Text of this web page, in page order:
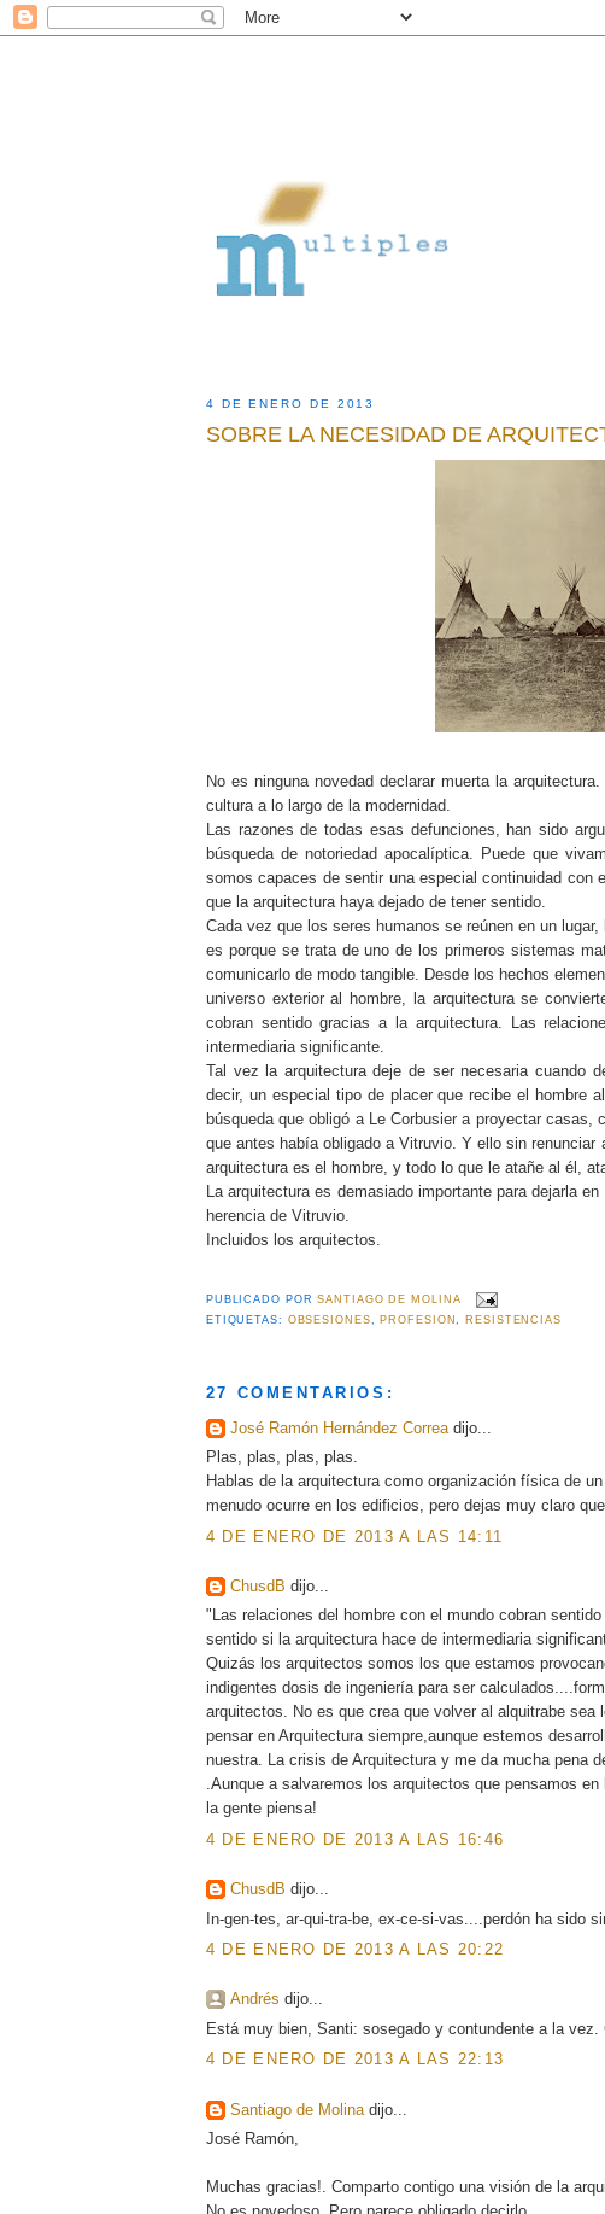
4 DE ENERO DE 2013
SOBRE LA NECESIDAD DE
No es ninguna novedad declarar muerta la
cultura a lo largo de la modernidad.
Las razones de todas esas defunciones, han sido
búsqueda de notoriedad apocalíptica. Puede que
somos capaces de sentir una especial continuidad con
que la arquitectura haya dejado de tener sentido.
Cada vez que los seres humanos se reúnen en un
es porque se trata de uno de los primeros sistemas
comunicarlo de modo tangible. Desde los hechos
universo exterior al hombre, la arquitectura se
cobran sentido gracias a la arquitectura. Las
intermediaria significante.
Tal vez la arquitectura deje de ser necesaria cuando
decir, un especial tipo de placer que recibe el hombre
búsqueda que obligó a Le Corbusier a proyectar
que antes había obligado a Vitruvio. Y ello sin
arquitectura es el hombre, y todo lo que le atañe al él,
La arquitectura es demasiado importante para dejarla
herencia de Vitruvio.
Incluidos los arquitectos.
PUBLICADO PORSANTIAGO DE MOLINA
ETIQUETAS: OBSESIONES, PROFESION, RESISTENCIAS
27 COMENTARIOS:
José Ramón Hernández Correadijo...
Plas, plas, plas, plas.
Hablas de la arquitectura como organización física de
menudo ocurre en los edificios, pero dejas muy claro
4 DE ENERO DE 2013 A LAS 14:11
ChusdB dijo...
"Las relaciones del hombre con el mundo cobran
sentido si la arquitectura hace de intermediaria
Quizás los arquitectos somos los que estamos
indigentes dosis de ingeniería para ser
arquitectos. No es que crea que volver al alquitrabe
pensar en Arquitectura siempre,aunque estemos
nuestra. La crisis de Arquitectura y me da mucha pena
.Aunque a salvaremos los arquitectos que pensamos
la gente piensa!
4 DE ENERO DE 2013 A LAS 16:46
ChusdB dijo...
In-gen-tes, ar-qui-tra-be, ex-ce-si-vas....perdón ha sido
4 DE ENERO DE 2013 A LAS 20:22
Andrés dijo...
Está muy bien, Santi: sosegado y contundente a la vez.
4 DE ENERO DE 2013 A LAS 22:13
Santiago de Molinadijo...
José Ramón,
Muchas gracias!. Comparto contigo una visión de la